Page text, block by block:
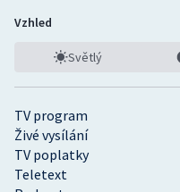
TV program
Živé vysílání
TV poplatky
Teletext
Vzhled
Světlý